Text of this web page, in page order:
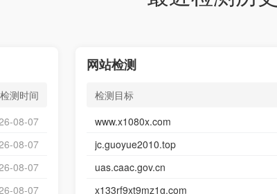
检测时间
08-07
08-07
08-07
08-07
网站检测
检测目标
www.x1080x.com
jc.guoyue2010.top
uas.caac.gov.cn
x133rf9xt9mz1g.com